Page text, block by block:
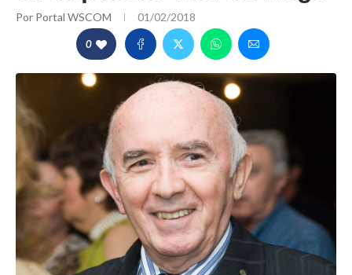
Por Portal WSCOM 01/02/2018
0